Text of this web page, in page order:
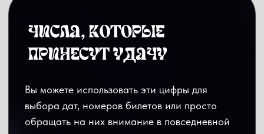
Но даже накопительный счет, если вы решили
хранить подушку безопасности на нем,
требует регулярных пополнений. Строгий
поможет выбрать стратегию для инвестиций.
Так Львы смогут избежать эмоциональных
решений в своих вложениях. Ведь останется
просто двигаться по плану и не отходить от